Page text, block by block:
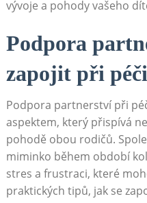
vývoje a pohody vašeho
Podpora
zapojit při
Podpora partnerství při
aspektem, který přispívá
pohodě obou rodičů.
miminko během období
stres a frustraci, které
praktických tipů, jak se